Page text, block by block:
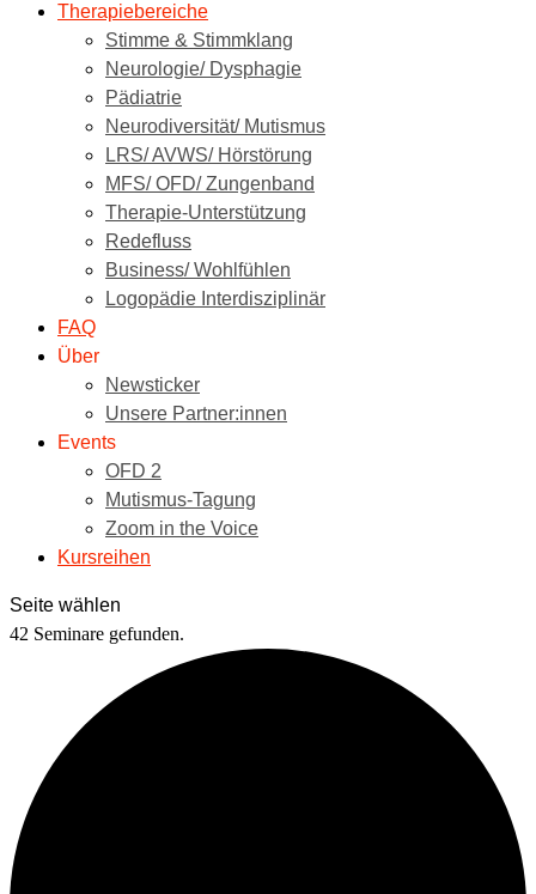
Therapiebereiche
Stimme & Stimmklang
Neurologie/ Dysphagie
Pädiatrie
Neurodiversität/ Mutismus
LRS/ AVWS/ Hörstörung
MFS/ OFD/ Zungenband
Therapie-Unterstützung
Redefluss
Business/ Wohlfühlen
Logopädie Interdisziplinär
FAQ
Über
Newsticker
Unsere Partner:innen
Events
OFD 2
Mutismus-Tagung
Zoom in the Voice
Kursreihen
Seite wählen
42 Seminare gefunden.